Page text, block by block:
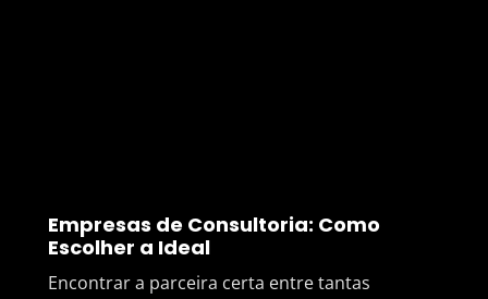
Empresas de Consultoria: Como
Escolher a Ideal
Encontrar a parceira certa entre tantas